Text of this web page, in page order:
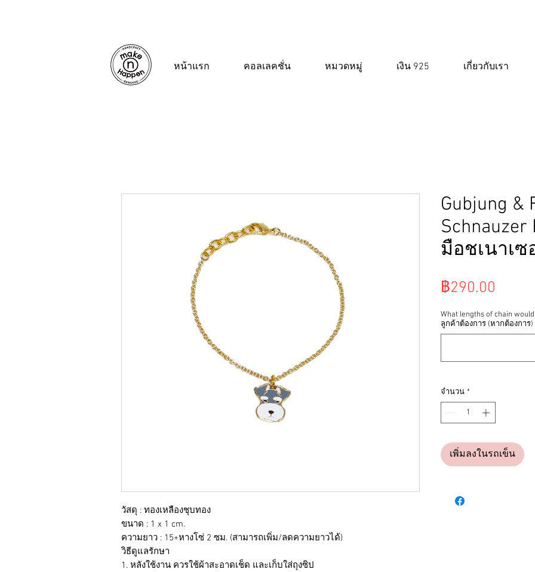
หน้าแรก คอลเลคชั่น หมวดหมู่ เงิน 925 เกี่ยวกับเรา
วัสดุ : ทองเหลืองชุบทอง
ขนาด : 1 x 1 cm.
ความยาว : 15+หางโซ่ 2 ซม. (สามารถเพิ่ม/ลดความยาวได้)
วิธีดูแลรักษา
1. หลังใช้งาน ควรใช้ผ้าสะอาดเช็ด และเก็บใส่ถุงซิป
Gubjung &
มือชเนาเซ
฿290.00
What lengths of chain
ลูกค้าต้องการ (หากต้องการ)
จำนวน *
เพิ่มลงในรถเข็น